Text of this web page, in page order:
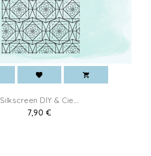
Silkscreen DIY & Cie...
Prix
7,90 €